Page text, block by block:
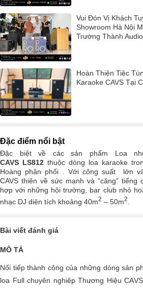
Vui Đón Vị Khách
Showroom Hà Nội
Trường Thành Audio
Hoàn Thiện Tiệc
Karaoke CAVS Tại
Đặc điểm nổi bật
Đặc biệt về các sản phẩm Loa
CAVS LS812 thuộc dòng loa karaoke
Hoàng phân phối . Với công suất lớn
CAVS thiên về sức mạnh và “căng” tiếng
hợp với những hội trường, bar club nhỏ
nhạc DJ diện tích khoảng 40m2 – 50m2
Bài viết đánh giá
MÔ TẢ
Nối tiếp thành công của những dòng sản
loa Full chuyên nghiệp Thương Hiệu